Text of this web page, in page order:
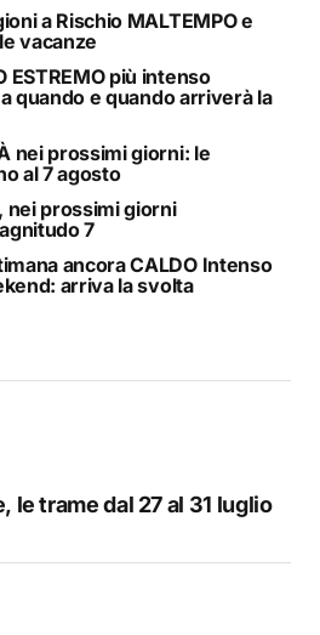
a Rischio MALTEMPO e
vacanze
ESTREMO più intenso
quando e quando arriverà la
nei prossimi giorni: le
al 7 agosto
nei prossimi giorni
7
ancora CALDO Intenso
arriva la svolta
le trame dal 27 al 31 luglio